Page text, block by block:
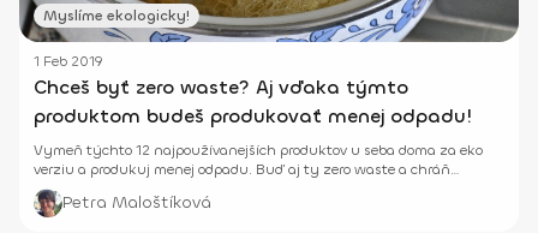
Myslíme ekologicky!
1 Feb 2019
Chceš byť zero waste? Aj vďaka týmto
produktom budeš produkovať menej odpadu!
Vymeň týchto 12 najpoužívanejších produktov u seba doma za eko
verziu a produkuj menej odpadu. Buď aj ty zero waste a chráň
planétu!
Petra Maloštíková